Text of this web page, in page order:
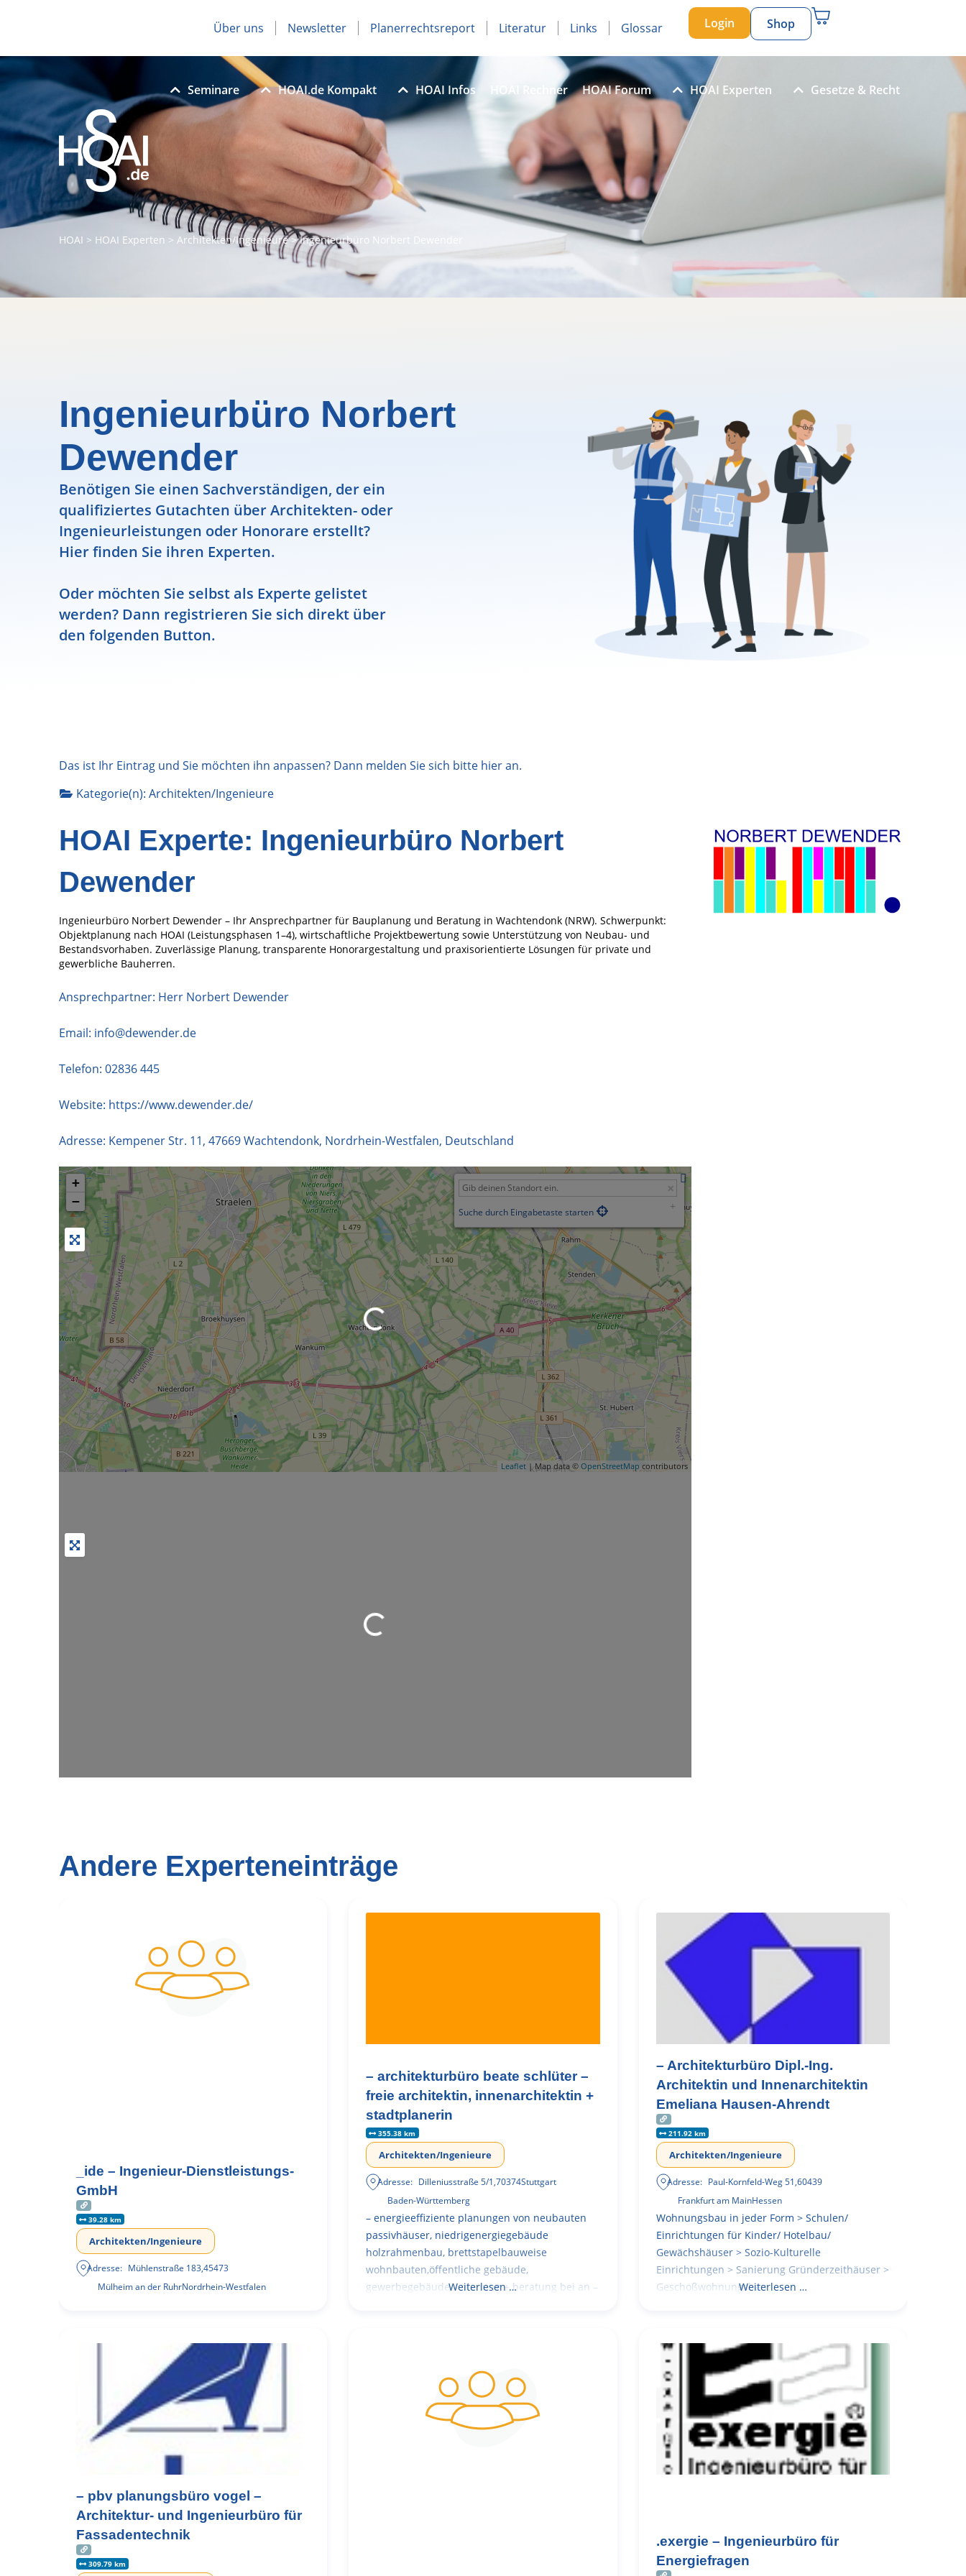
Über uns Newsletter Planerrechtsreport Literatur Links Glossar Login Shop
Seminare HOAI.de Kompakt HOAI Infos HOAI Rechner HOAI Forum HOAI Experten Gesetze & Recht
HOAI > HOAI Experten > Architekten/Ingenieure>Ingenieurbüro Norbert Dewender
Ingenieurbüro Norbert
Dewender
Benötigen Sie einen Sachverständigen, der ein
qualifiziertes Gutachten über Architekten- oder
Ingenieurleistungen oder Honorare erstellt?
Hier finden Sie ihren Experten.
Oder möchten Sie selbst als Experte gelistet
werden? Dann registrieren Sie sich direkt über
den folgenden Button.
Das ist Ihr Eintrag und Sie möchten ihn anpassen? Dann melden Sie sich bitte hieran.
Kategorie(n): Architekten/Ingenieure
HOAI Experte: Ingenieurbüro Norbert
Dewender
Ingenieurbüro Norbert Dewender – Ihr Ansprechpartner für Bauplanung und Beratung in Wachtendonk (NRW). Schwerpunkt:
Objektplanung nach HOAI (Leistungsphasen 1–4), wirtschaftliche Projektbewertung sowie Unterstützung von Neubau‑ und
Bestandsvorhaben. Zuverlässige Planung, transparente Honorargestaltung und praxisorientierte Lösungen für private und
gewerbliche Bauherren.
Ansprechpartner: Herr Norbert Dewender
Email: info@dewender.de
Telefon: 02836 445
Website: https://www.dewender.de/
Adresse: Kempener Str. 11, 47669Wachtendonk, Nordrhein-Westfalen, Deutschland
+
−
Suche durch Eingabetaste starten
Leaflet | Map data © OpenStreetMap contributors
Wird geladen …
Andere Experteneinträge
_ide – Ingenieur-Dienstleistungs-
GmbH
39.28 km
Architekten/Ingenieure
Adresse: Mühlenstraße 183,45473
Mülheim an der RuhrNordrhein-Westfalen
– architekturbüro beate schlüter –
freie architektin, innenarchitektin +
stadtplanerin
355.38 km
Architekten/Ingenieure
Adresse: Dilleniusstraße 5/1,70374Stuttgart
Baden-Württemberg
– energieeffiziente planungen von neubauten
passivhäuser, niedrigenergiegebäude
holzrahmenbau, brettstapelbauweise
wohnbauten,öffentliche gebäude,
gewerbegebäude – planung + beratung bei an –
Weiterlesen …
– Architekturbüro Dipl.-Ing.
Architektin und Innenarchitektin
Emeliana Hausen-Ahrendt
211.92 km
Architekten/Ingenieure
Adresse: Paul-Kornfeld-Weg 51,60439
Frankfurt am MainHessen
Wohnungsbau in jeder Form > Schulen/
Einrichtungen für Kinder/ Hotelbau/
Gewächshäuser > Sozio-Kulturelle
Einrichtungen > Sanierung Gründerzeithäuser >
GeschoßwohnungsbauWeiterlesen …
– pbv planungsbüro vogel –
Architektur- und Ingenieurbüro für
Fassadentechnik
309.79 km
.exergie – Ingenieurbüro für
Energiefragen